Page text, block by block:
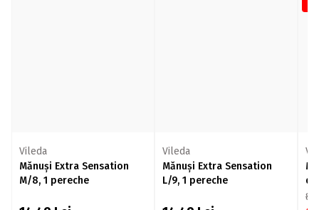
Vileda
Mănuși Extra Sensation
M/8, 1 pereche
Vileda
Mănuși Extra Sensation
L/9, 1 pereche